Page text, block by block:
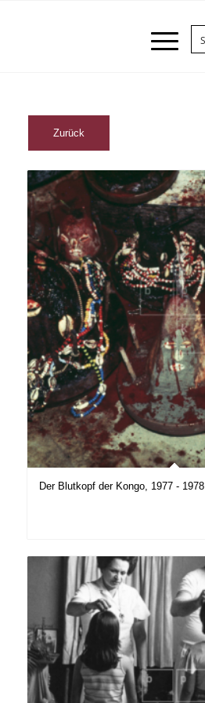
Der Blutkopf der Kongo, 1977 - 1978